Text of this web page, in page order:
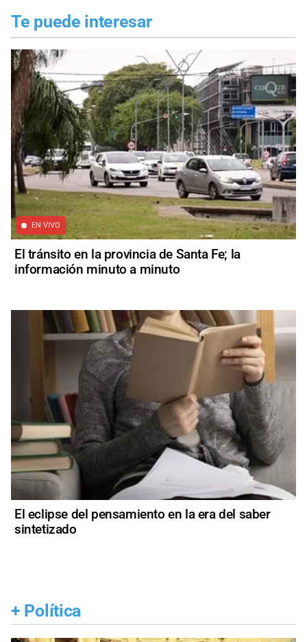
Te puede interesar
EN VIVO
El tránsito en la provincia de Santa Fe; la
información minuto a minuto
El eclipse del pensamiento en la era del saber
sintetizado
+ Política